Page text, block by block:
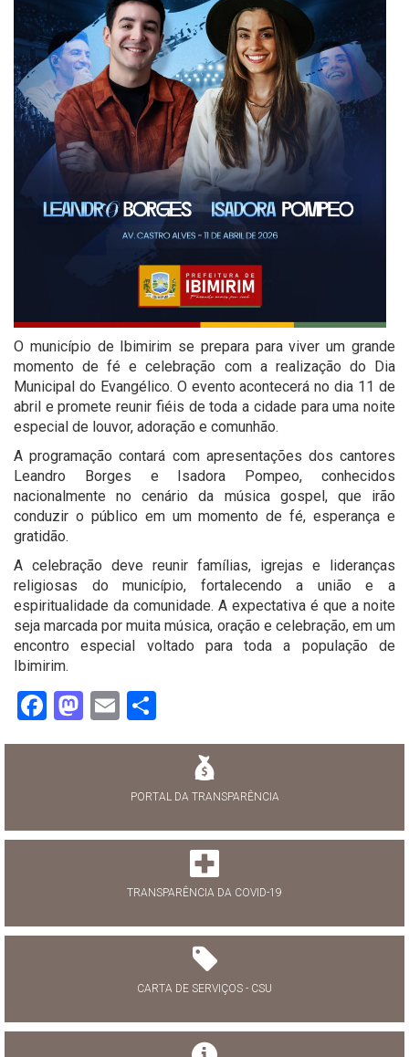
O município de Ibimirim se prepara para viver um grande
momento de fé e celebração com a realização do Dia
Municipal do Evangélico. O evento acontecerá no dia 11 de
abril e promete reunir fiéis de toda a cidade para uma noite
especial de louvor, adoração e comunhão.
A programação contará com apresentações dos cantores
Leandro Borges e Isadora Pompeo, conhecidos
nacionalmente no cenário da música gospel, que irão
conduzir o público em um momento de fé, esperança e
gratidão.
A celebração deve reunir famílias, igrejas e lideranças
religiosas do município, fortalecendo a união e a
espiritualidade da comunidade. A expectativa é que a noite
seja marcada por muita música, oração e celebração, em um
encontro especial voltado para toda a população de
Ibimirim.
Facebook
Mastodon
Email
PORTAL DA TRANSPARÊNCIA
TRANSPARÊNCIA DA COVID-19
CARTA DE SERVIÇOS - CSU